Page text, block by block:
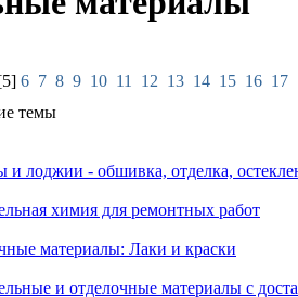
6 7 8 9 10 11 12 13 14 15 16 17
темы
и лоджии - обшивка, отделка,
химия для ремонтных работ
материалы: Лаки и краски
и отделочные материалы с